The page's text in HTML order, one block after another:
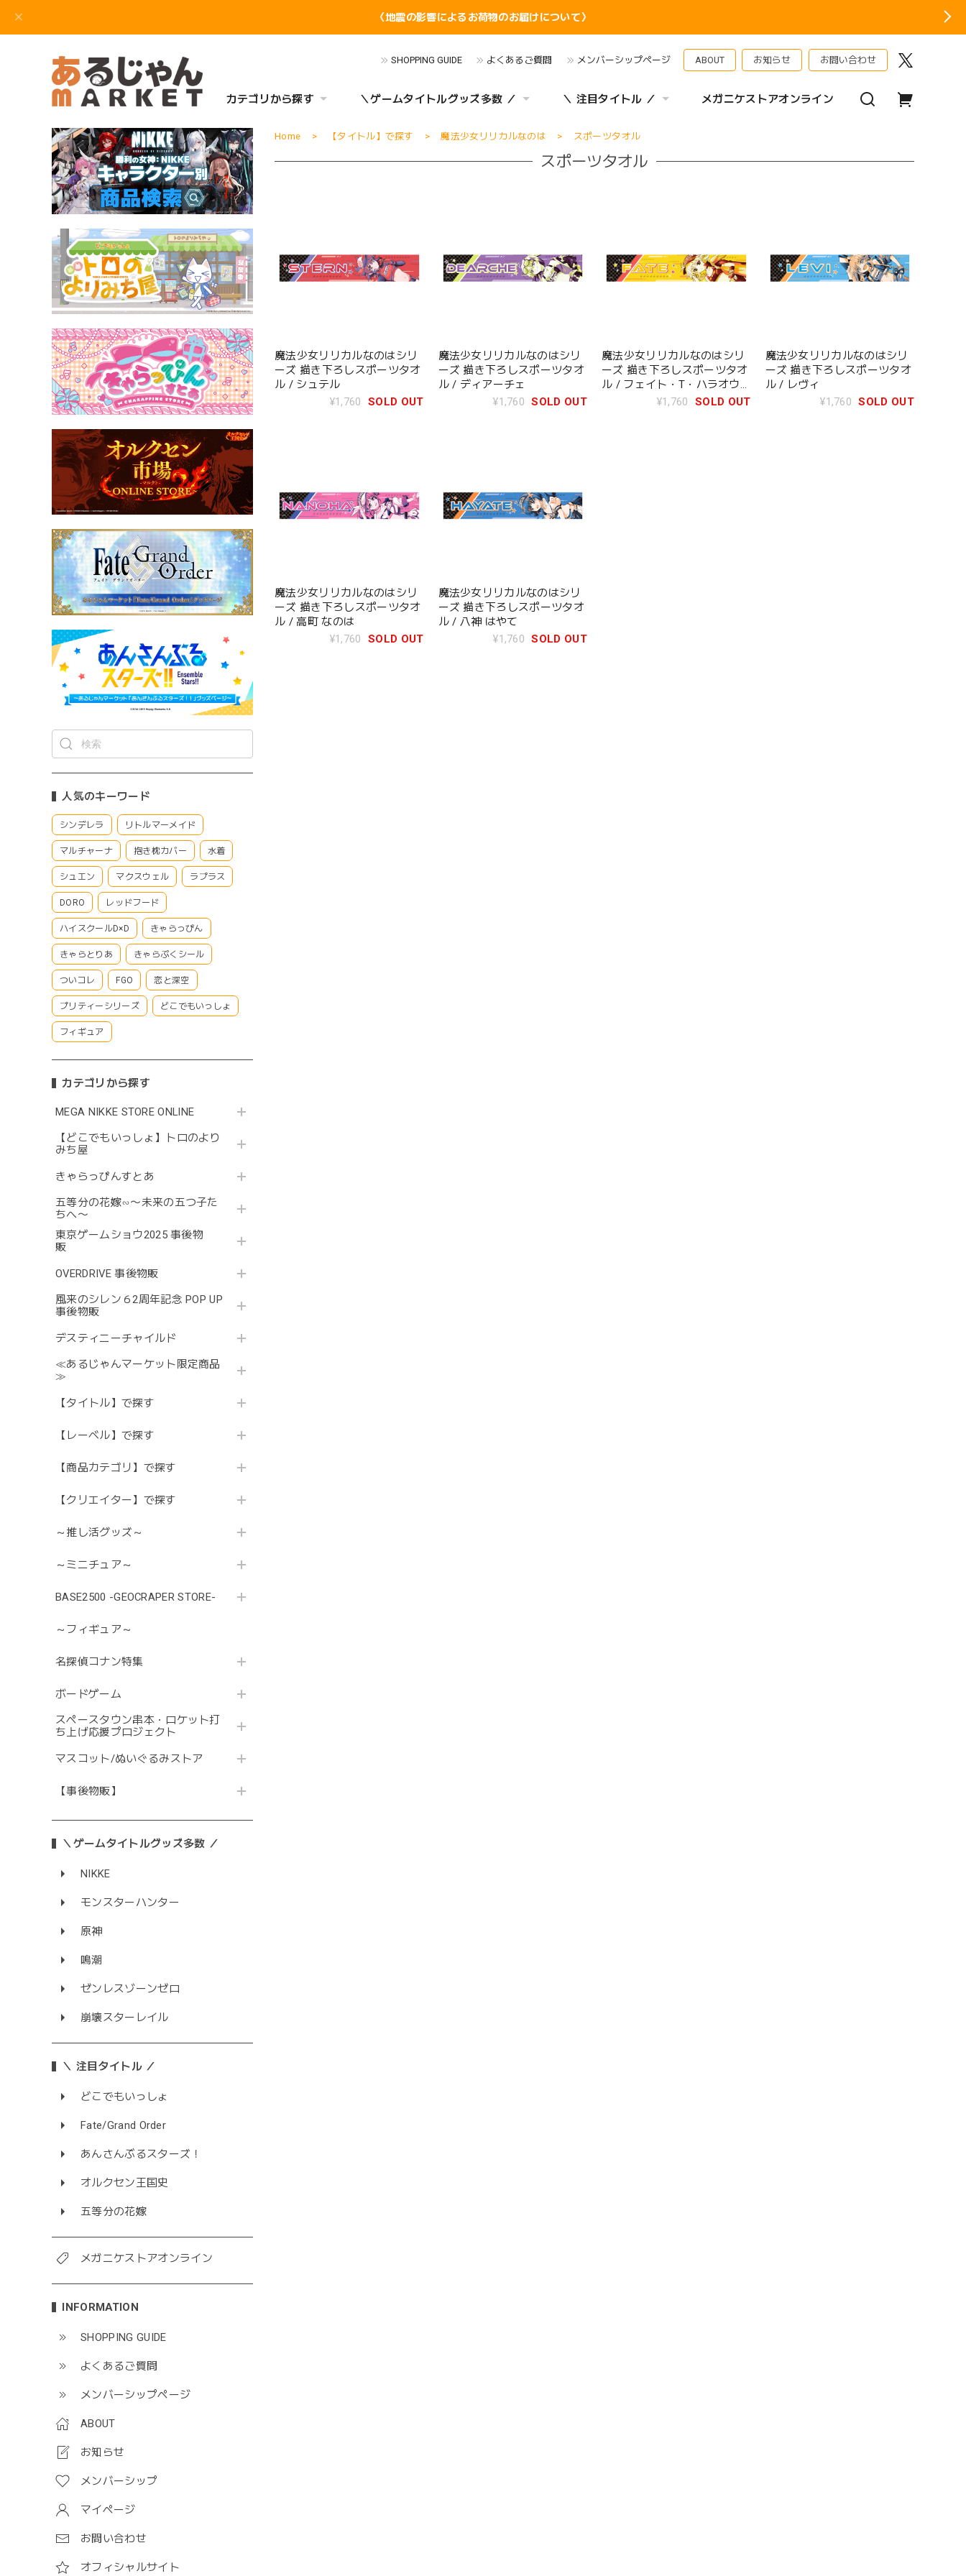
〈地震の影響によるお荷物のお届けについて〉
SHOPPING GUIDE よくあるご質問 メンバーシップページ ABOUT お知らせ お問い合わせ
カテゴリから探す ＼ゲームタイトルグッズ多数 ／ ＼ 注目タイトル ／ メガニケストアオンライン
人気のキーワード
シンデレラ リトルマーメイド
マルチャーナ 抱き枕カバー 水着
シュエン マクスウェル ラプラス
DORO レッドフード
ハイスクールD×D きゃらっぴん
きゃらとりあ きゃらぷくシール
ついコレ FGO 恋と深空
プリティーシリーズ どこでもいっしょ
フィギュア
カテゴリから探す
MEGA NIKKE STORE ONLINE
【どこでもいっしょ】トロのより
みち屋
きゃらっぴんすとあ
五等分の花嫁∽〜未来の五つ子た
ちへ〜
東京ゲームショウ2025 事後物
販
OVERDRIVE 事後物販
風来のシレン６2周年記念 POP UP
事後物販
デスティニーチャイルド
≪あるじゃんマーケット限定商品
≫
【タイトル】で探す
【レーベル】で探す
【商品カテゴリ】で探す
【クリエイター】で探す
～推し活グッズ～
～ミニチュア～
BASE2500 -GEOCRAPER STORE-
～フィギュア～
名探偵コナン特集
ボードゲーム
スペースタウン串本・ロケット打
ち上げ応援プロジェクト
マスコット/ぬいぐるみストア
【事後物販】
＼ゲームタイトルグッズ多数 ／
NIKKE
モンスターハンター
原神
鳴潮
ゼンレスゾーンゼロ
崩壊スターレイル
＼ 注目タイトル ／
どこでもいっしょ
Fate/Grand Order
あんさんぶるスターズ！
オルクセン王国史
五等分の花嫁
メガニケストアオンライン
INFORMATION
SHOPPING GUIDE
よくあるご質問
メンバーシップページ
ABOUT
お知らせ
メンバーシップ
マイページ
お問い合わせ
オフィシャルサイト
Home 【タイトル】で探す 魔法少女リリカルなのは スポーツタオル
スポーツタオル
魔法少女リリカルなのはシリ
ーズ 描き下ろしスポーツタオ
ル / シュテル
¥1,760
SOLD OUT
魔法少女リリカルなのはシリ
ーズ 描き下ろしスポーツタオ
ル / ディアーチェ
¥1,760 SOLD OUT
魔法少女リリカルなのはシリ
ーズ 描き下ろしスポーツタオ
ル / フェイト・T・ハラオウ
¥1,760 SOLD OUT
魔法少女リリカルなのはシリ
ーズ 描き下ろしスポーツタオ
ル / レヴィ
¥1,760 SOLD OUT
魔法少女リリカルなのはシリ
ーズ 描き下ろしスポーツタオ
ル / 高町 なのは
¥1,760
SOLD OUT
魔法少女リリカルなのはシリ
ーズ 描き下ろしスポーツタオ
ル / 八神 はやて
¥1,760 SOLD OUT